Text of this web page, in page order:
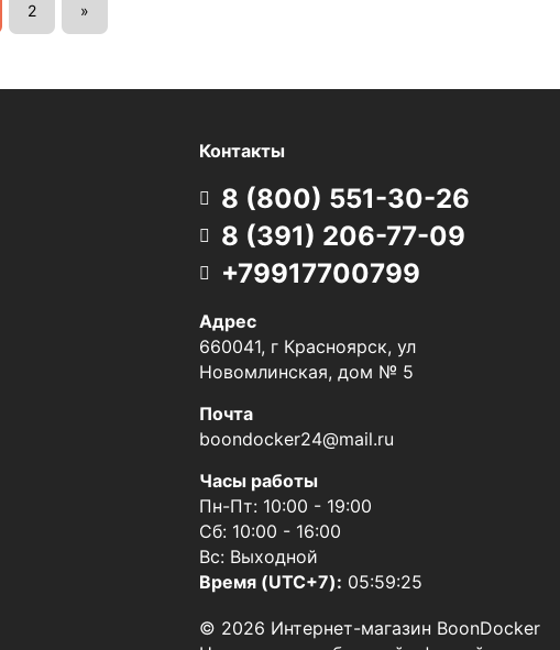
2 »
Контакты
8 (800) 551-30-26
8 (391) 206-77-09
+79917700799
Адрес
660041, г Красноярск, ул
Новомлинская, дом № 5
Почта
boondocker24@mail.ru
Часы работы
Пн-Пт: 10:00 - 19:00
Сб: 10:00 - 16:00
Вс: Выходной
Время (UTC+7): 05:59:26
© 2026 Интернет-магазин BoonDocker